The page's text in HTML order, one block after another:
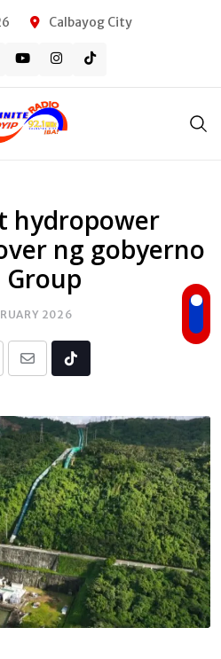
Calbayog City
hydropower
ng gobyerno
Group
2026
Share
Email
Tiktok